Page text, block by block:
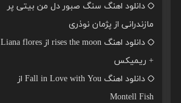
دانلود اهنگ سنگ صبور دل من بیتی پر
مازندرانی از پژمان نوذری
دانلود اهنگ rises the moon از Liana flores
+ ریمیکس
دانلود اهنگ Fall in Love with You از
Montell Fish